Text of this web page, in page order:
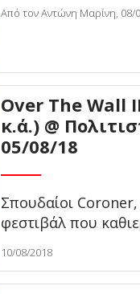
Από τον Αντώνη Μαρίνη, 08/
Over The Wall
κ.ά.) @
05/08/18
Σπουδαίοι
φεστιβάλ που
10/08/2018